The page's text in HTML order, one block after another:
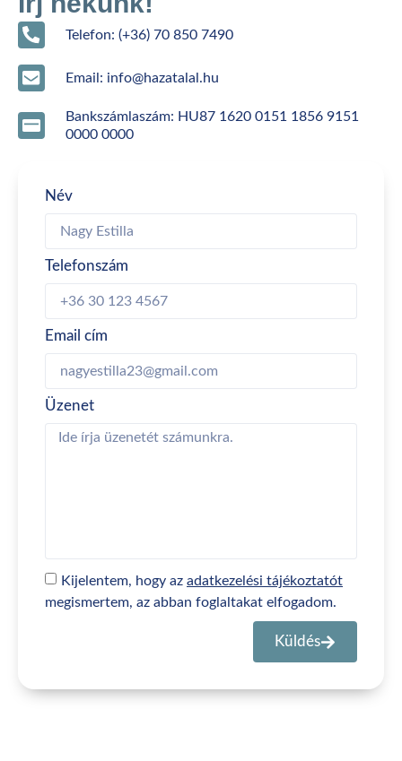
Telefon: (+36) 70 850 7490
Email: info@hazatalal.hu
Bankszámlaszám: HU87 1620 0151 1856 9151
0000 0000
Név
Telefonszám
Email cím
Üzenet
Kijelentem, hogy az adatkezelési tájékoztatót
megismertem, az abban foglaltakat elfogadom.
Küldés